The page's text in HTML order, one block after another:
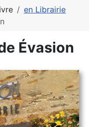
en Librairie
Évasion